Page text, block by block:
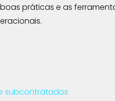
práticas e as